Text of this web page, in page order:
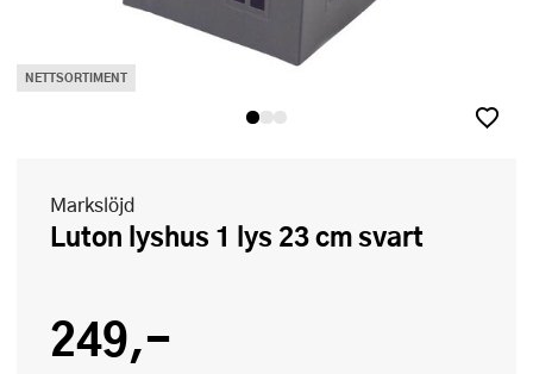
NETTSORTIMENT
Markslöjd
Luton lyshus 1 lys 23 cm svart
249,-